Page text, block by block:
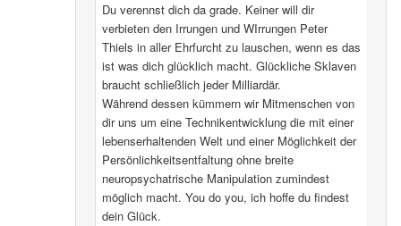
Du verennst dich da grade. Keiner will dir
verbieten den Irrungen und WIrrungen Peter
Thiels in aller Ehrfurcht zu lauschen, wenn es das
ist was dich glücklich macht. Glückliche Sklaven
braucht schließlich jeder Milliardär.
Während dessen kümmern wir Mitmenschen von
dir uns um eine Technikentwicklung die mit einer
lebenserhaltenden Welt und einer Möglichkeit der
Persönlichkeitsentfaltung ohne breite
neuropsychatrische Manipulation zumindest
möglich macht. You do you, ich hoffe du findest
dein Glück.